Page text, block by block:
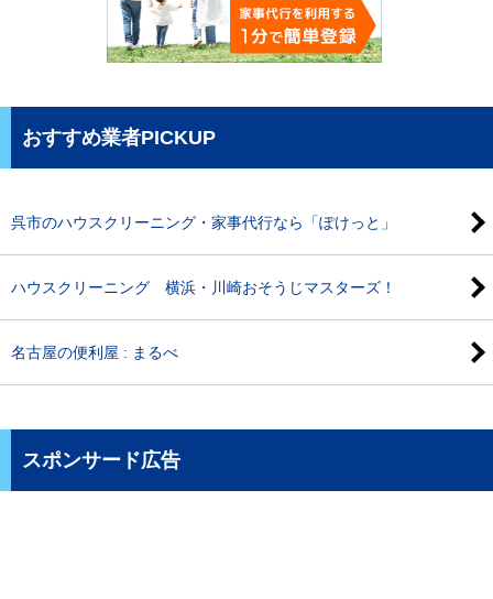
おすすめ業者PICKUP
呉市のハウスクリーニング・家事代行なら「ぽけっと」
ハウスクリーニング 横浜・川崎おそうじマスターズ！
名古屋の便利屋 : まるべ
スポンサード広告